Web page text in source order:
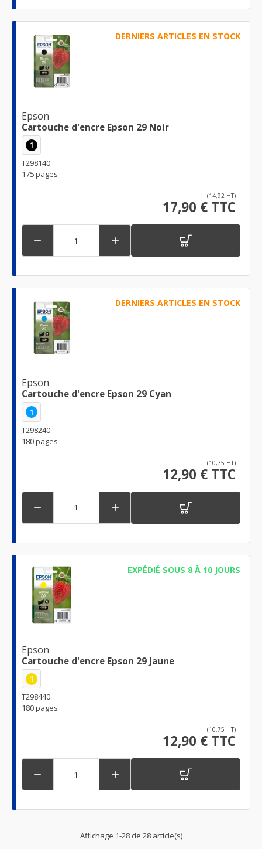
DERNIERS ARTICLES EN STOCK
Epson
Cartouche d'encre Epson 29 Noir
1
T298140
175 pages
(14,92 HT)
17,90 € TTC
 
DERNIERS ARTICLES EN STOCK
Epson
Cartouche d'encre Epson 29 Cyan
1
T298240
180 pages
(10,75 HT)
12,90 € TTC
 
EXPÉDIÉ SOUS 8 À 10 JOURS
Epson
Cartouche d'encre Epson 29 Jaune
1
T298440
180 pages
(10,75 HT)
12,90 € TTC
 
Affichage 1-28 de 28 article(s)